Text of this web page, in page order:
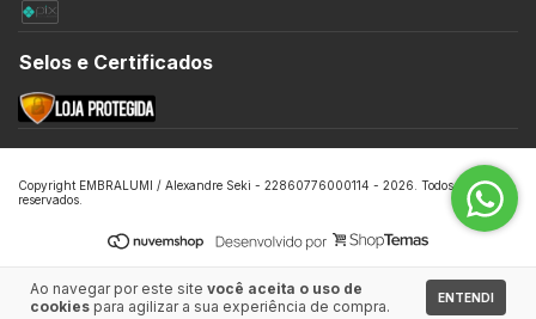
Ao navegar por este site você aceita o uso de
cookies para agilizar a sua experiência de compra. ENTENDI
Selos e Certificados
Copyright EMBRALUMI / Alexandre Seki - 22860776000114 - 2026. Todos os direitos
reservados.